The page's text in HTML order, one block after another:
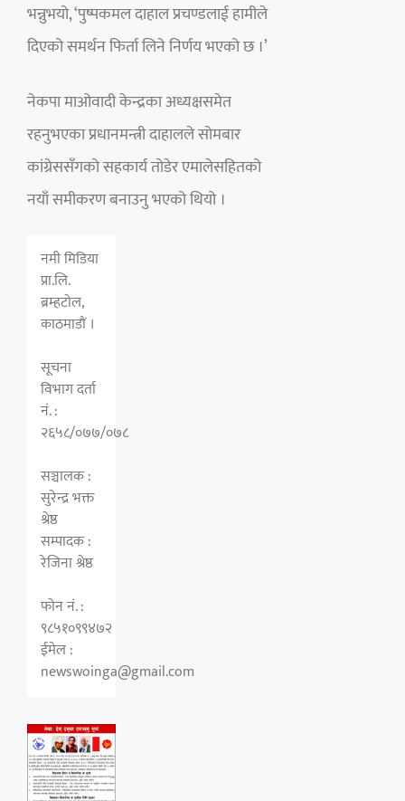
भन्नुभयो, ‘पुष्पकमल दाहाल प्रचण्डलाई हामीले
दिएको समर्थन फिर्ता लिने निर्णय भएको छ ।’
नेकपा माओवादी केन्द्रका अध्यक्षसमेत
रहनुभएका प्रधानमन्त्री दाहालले सोमबार
कांग्रेससँगको सहकार्य तोडेर एमालेसहितको
नयाँ समीकरण बनाउनु भएको थियो ।
नमी मिडिया
प्रा.लि.
ब्रम्हटाेल,
काठमाडाैं ।
सूचना
विभाग दर्ता
नं. :
२६५८/०७७/०७८
सञ्चालक :
सुरेन्द्र भक्त
श्रेष्ठ
सम्पादक :
रेजिना श्रेष्ठ
फोन नं. :
९८५१०९९४७२
ईमेल :
newswoinga@gmail.com